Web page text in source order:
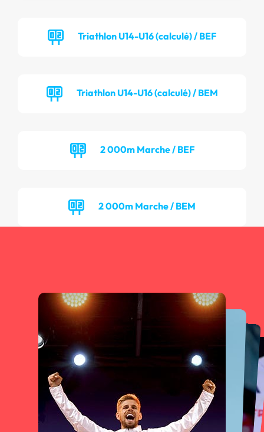
Triathlon U14-U16 (calculé) / BEF
Triathlon U14-U16 (calculé) / BEM
2 000m Marche / BEF
2 000m Marche / BEM